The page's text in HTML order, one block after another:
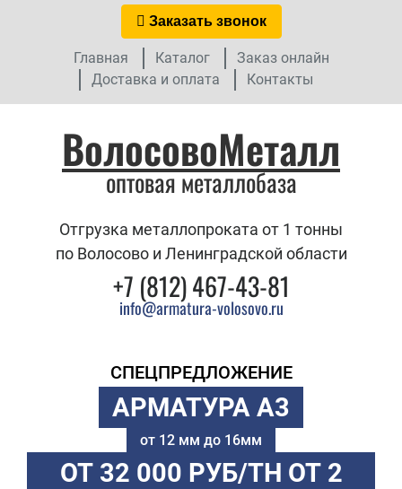
Заказать звонок
Главная Каталог
Заказ онлайн
Доставка и оплата
Контакты
ВолосовоМеталл
оптовая металлобаза
Отгрузка металлопроката от 1 тонны
по Волосово и Ленинградской области
+7 (812) 467-43-81
info@armatura-volosovo.ru
СПЕЦПРЕДЛОЖЕНИЕ
АРМАТУРА А3
от 12 мм до 16мм
ОТ 32 000 РУБ/ТН ОТ 2